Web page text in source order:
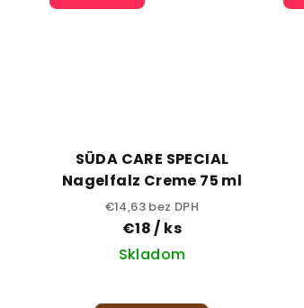
SÜDA CARE SPECIAL
Nagelfalz Creme 75 ml
€14,63 bez DPH
€18/ ks
Skladom